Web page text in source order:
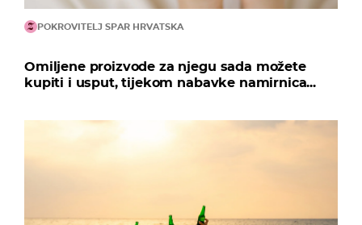
POKROVITELJ SPAR HRVATSKA
Omiljene proizvode za njegu sada možete
kupiti i usput, tijekom nabavke namirnica...